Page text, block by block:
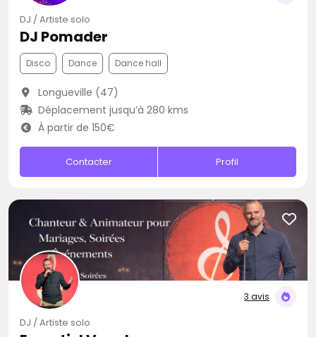
DJ / Artiste solo
DJ Pomader
Disco Dance Dance hall
Longueville (47)
Déplacement jusqu’à 280 kms
À partir de 150€
Contacter Profil
3 avis
DJ / Artiste solo